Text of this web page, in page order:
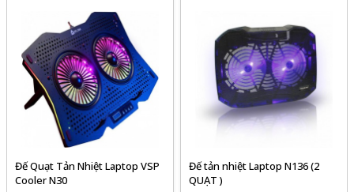
Đế Quạt Tản Nhiệt Laptop VSP
Cooler N30
Đế tản nhiệt Laptop N136 (2
QUẠT )